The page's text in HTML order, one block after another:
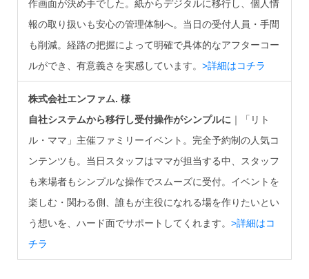
作画面が決め手でした。紙からデジタルに移行し、個人情
報の取り扱いも安心の管理体制へ。当日の受付人員・手間
も削減。経路の把握によって明確で具体的なアフターコー
ルができ、有意義さを実感しています。 >詳細はコチラ
株式会社エンファム. 様
自社システムから移行し受付操作がシンプルに｜「リト
ル・ママ」主催ファミリーイベント。完全予約制の人気コ
ンテンツも。当日スタッフはママが担当する中、スタッフ
も来場者もシンプルな操作でスムーズに受付。イベントを
楽しむ・関わる側、誰もが主役になれる場を作りたいとい
う想いを、ハード面でサポートしてくれます。 >詳細はコ
チラ